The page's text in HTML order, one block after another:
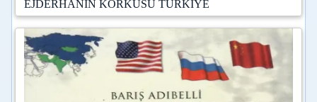
EJDERHANIN KORKUSU TÜRKİYE